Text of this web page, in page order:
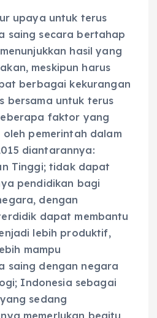
upaya untuk terus
saing secara bertahap
hasil yang
meskipun harus
berbagai kekurangan
bersama untuk terus
faktor yang
pemerintah dalam
diantarannya:
Tinggi; tidak dapat
pendidikan bagi
dengan
dapat membantu
lebih produktif,
mampu
saing dengan negara
Indonesia sebagai
sedang